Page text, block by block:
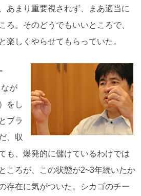
あまり重要視されず、まあ適当に
ろ。そのどうでもいいところで、
楽しくやらせてもらっていた。
が
をし
プラ
、収
も、爆発的に儲けているわけでは
ころが、この状態が2~3年続いたか
存在に気がついた。シカゴのチー